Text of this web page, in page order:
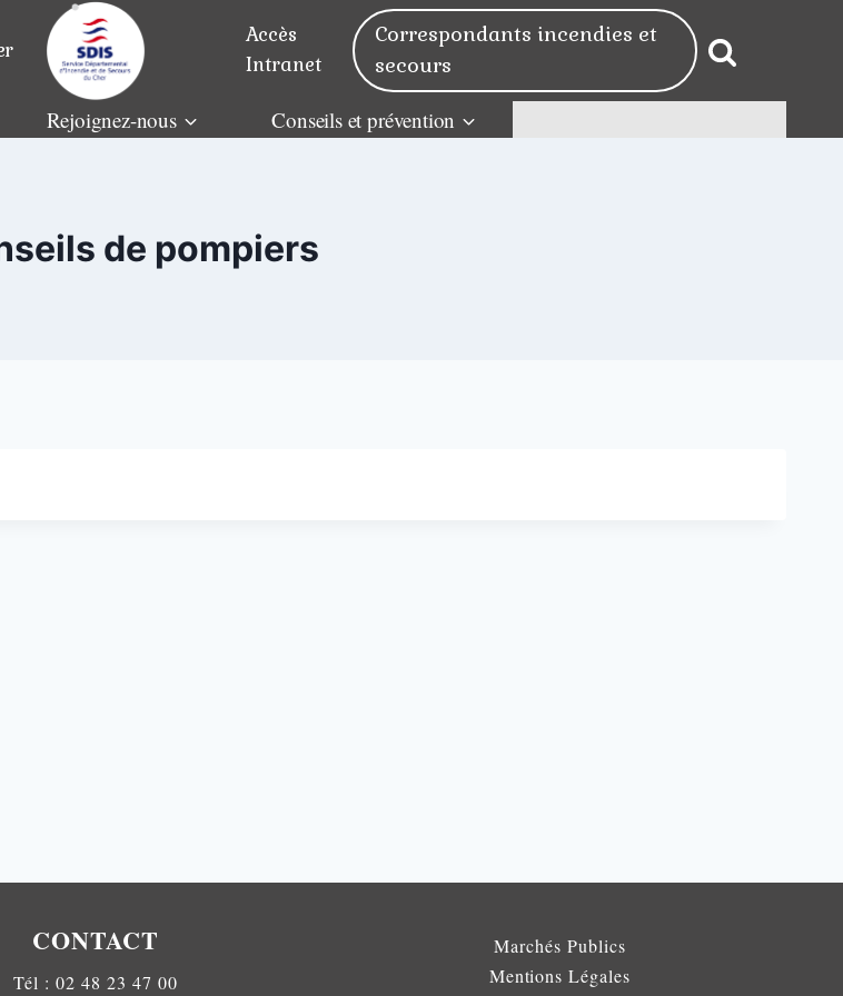
Accès
Intranet
Correspondants incendies et
secours
Rejoignez-nous Conseils et prévention
de pompiers
CONTACT
Tél : 02 48 23 47 00
Marchés Publics
Mentions Légales